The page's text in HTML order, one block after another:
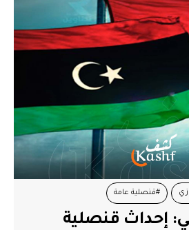
#قنصلية عامة
إحداث قنصلية